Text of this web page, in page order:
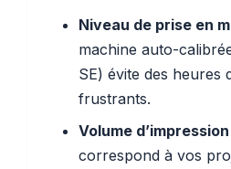
Niveau de prise en
machine auto-
SE) évite des heures
frustrants.
Volume d’impression
correspond à vos